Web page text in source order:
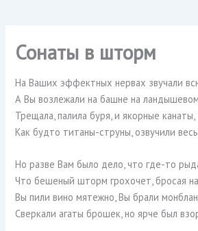
Сонаты в шторм
На Ваших эффектных нервах звучали
А Вы возлежали на башне на
Трещала, палила буря, и якорные канаты,
Как будто титаны-струны, озвучили
Но разве Вам было дело, что где-то
Что бешеный шторм грохочет, бросая
Вы пили вино мятежно, Вы брали
Сверкали агаты брошек, но ярче был